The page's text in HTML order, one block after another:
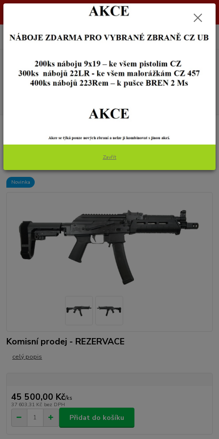
Dostupnost zboží si ověřte na info@zbraneostrava.cz nebo tel.
605056161.
+420 605 056 161 0ks
za 0,00 Kč
Palmetto State Armory AK-V
Novinka
Komisní prodej - REZERVACE
celý popis
45 500,00 Kč/ks
37 603,31 Kč bez DPH
Přidat do košíku
Zavřít